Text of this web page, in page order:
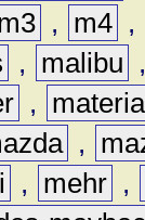
, m4 ,
, malibu
,
materia
,
, mehr ,